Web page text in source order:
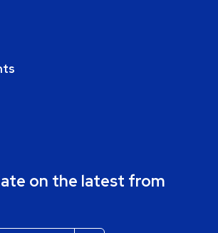
on the latest from